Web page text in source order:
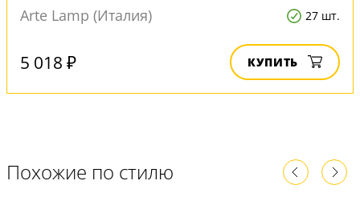
Arte Lamp (Италия) 27 шт.
5 018 ₽ КУПИТЬ
Похожие по стилю